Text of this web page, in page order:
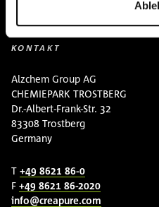
KONTAKT
Alzchem Group AG
CHEMIEPARK TROSTBERG
Dr.-Albert-Frank-Str. 32
83308 Trostberg
Germany
T +49 8621 86-0
F +49 8621 86-2020
info@creapure.com